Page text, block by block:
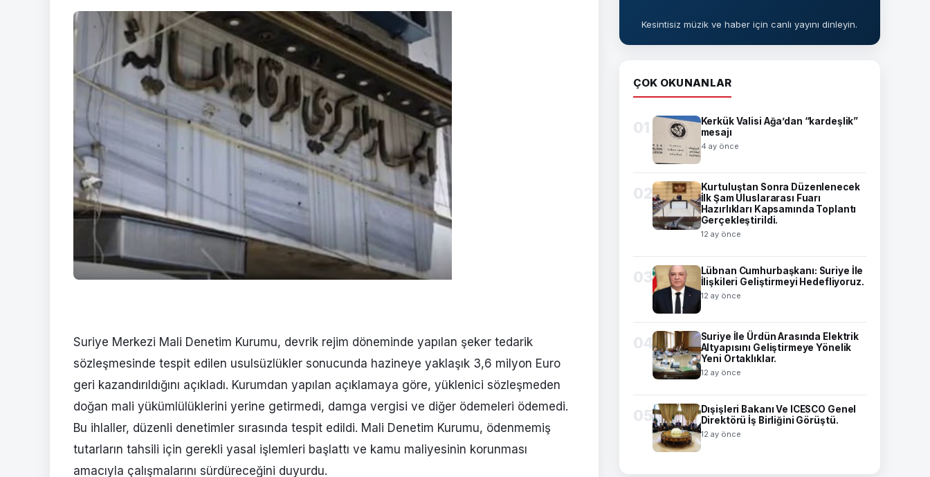
Suriye Merkezi Mali Denetim Kurumu, devrik rejim döneminde yapılan şeker tedarik
sözleşmesinde tespit edilen usulsüzlükler sonucunda hazineye yaklaşık 3,6 milyon Euro
geri kazandırıldığını açıkladı. Kurumdan yapılan açıklamaya göre, yüklenici sözleşmeden
doğan mali yükümlülüklerini yerine getirmedi, damga vergisi ve diğer ödemeleri ödemedi.
Bu ihlaller, düzenli denetimler sırasında tespit edildi. Mali Denetim Kurumu, ödenmemiş
tutarların tahsili için gerekli yasal işlemleri başlattı ve kamu maliyesinin korunması
amacıyla çalışmalarını sürdüreceğini duyurdu.
Kesintisiz müzik ve haber için canlı yayını dinleyin.
ÇOK OKUNANLAR
01
Kerkük Valisi Ağa’dan “kardeşlik”
mesajı
4 ay önce
02
Kurtuluştan Sonra Düzenlenecek
İlk Şam Uluslararası Fuarı
Hazırlıkları Kapsamında Toplantı
Gerçekleştirildi.
12 ay önce
03
Lübnan Cumhurbaşkanı: Suriye İle
İlişkileri Geliştirmeyi Hedefliyoruz.
12 ay önce
04
Suriye İle Ürdün Arasında Elektrik
Altyapısını Geliştirmeye Yönelik
Yeni Ortaklıklar.
12 ay önce
05
Dışişleri Bakanı Ve ICESCO Genel
Direktörü İş Birliğini Görüştü.
12 ay önce